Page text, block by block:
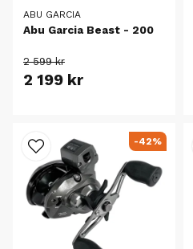
ABU GARCIA
Abu Garcia Beast - 200
2 599 kr
2 199 kr
-42%